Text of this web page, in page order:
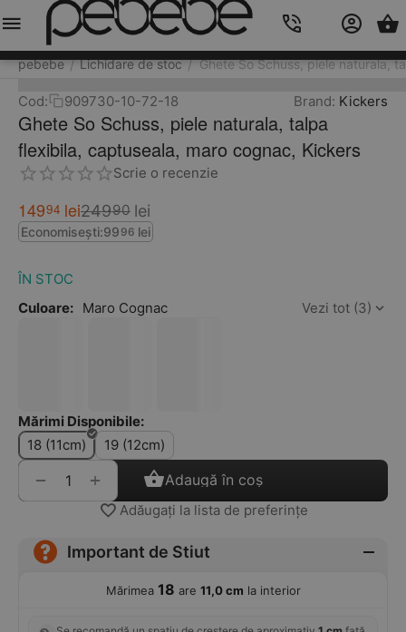
pebebe / Lichidare de stoc / Ghete So Schuss, piele naturala,
Cod: 909730-10-72-18 Brand: Kickers
Ghete So Schuss, piele naturala, talpa
flexibila, captuseala, maro cognac, Kickers
Scrie o recenzie
14994 lei24990 lei
Economisești:99 96 lei
ÎN STOC
Culoare: Maro Cognac Vezi tot (3)
Mărimi Disponibile:
18 (11cm)
19 (12cm)
+
− Adaugă în coș
Adăugați la lista de preferințe
Important de Stiut
Mărimea 18 are 11,0 cm la interior
Meniu Caută Cos